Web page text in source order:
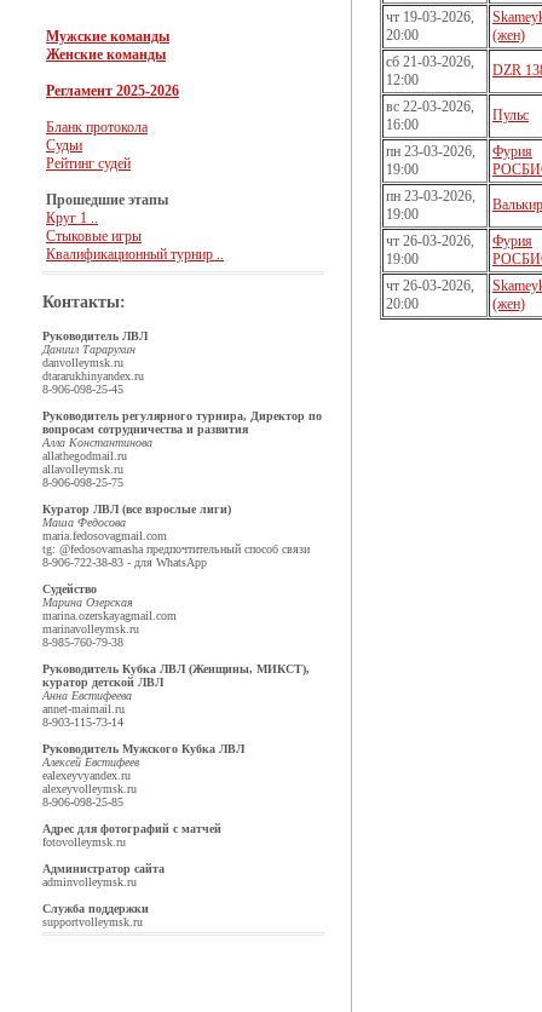
Мужские команды
Женские команды
Регламент 2025-2026
Бланк протокола
Судьи
Рейтинг судей
Прошедшие этапы
Круг 1 ..
Стыковые игры
Квалификационный турнир ..
Контакты:
Руководитель ЛВЛ
Даниил Тарарухин
danvolleymsk.ru
dtararukhinyandex.ru
8-906-098-25-45
Руководитель регулярного турнира, Директор по
вопросам сотрудничества и развития
Алла Константинова
allathegodmail.ru
allavolleymsk.ru
8-906-098-25-75
Куратор ЛВЛ (все взрослые лиги)
Маша Федосова
maria.fedosovagmail.com
tg: @fedosovamasha предпочтительный способ связи
8-906-722-38-83 - для WhatsApp
Судейство
Марина Озерская
marina.ozerskayagmail.com
marinavolleymsk.ru
8-985-760-79-38
Руководитель Кубка ЛВЛ (Женщины, МИКСТ),
куратор детской ЛВЛ
Анна Евстифеева
annet-maimail.ru
8-903-115-73-14
Руководитель Мужского Кубка ЛВЛ
Алексей Евстифеев
ealexeyvyandex.ru
alexeyvolleymsk.ru
8-906-098-25-85
Адрес для фотографий с матчей
fotovolleymsk.ru
Администратор сайта
adminvolleymsk.ru
Служба поддержки
supportvolleymsk.ru
чт 19-03-2026,
20:00
(жен)
сб 21-03-2026,
12:00
DZR
вс 22-03-2026,
16:00
Пульс
пн 23-03-2026,
19:00
Фурия
пн 23-03-2026,
19:00
чт 26-03-2026,
19:00
Фурия
чт 26-03-2026,
20:00
(жен)